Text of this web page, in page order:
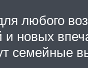
любого
новых
семейные